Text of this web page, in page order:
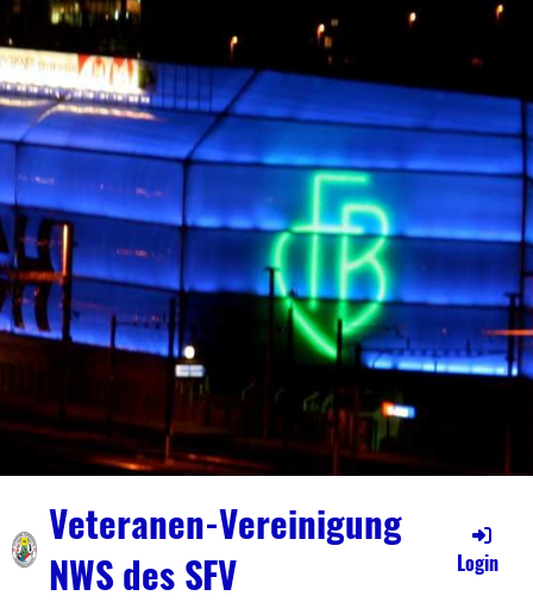
Veteranen-Vereinigung
NWS des SFV
Login